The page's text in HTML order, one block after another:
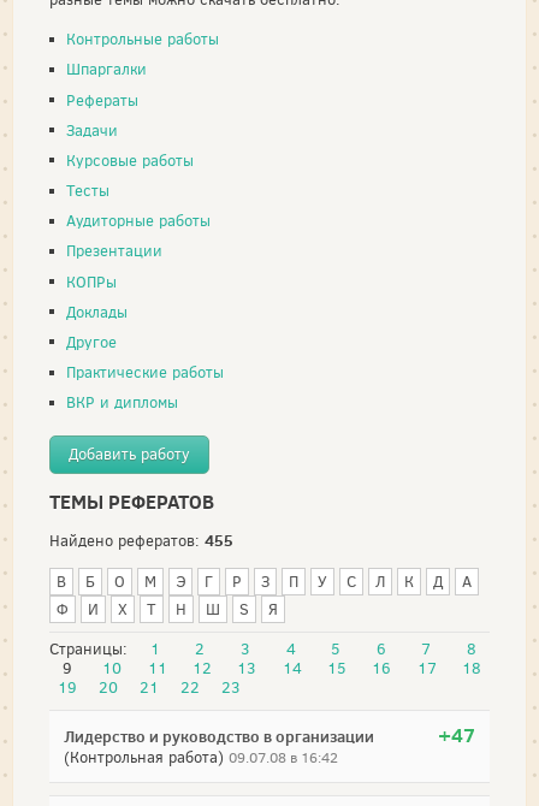
Контрольные работы
Шпаргалки
Рефераты
Задачи
Курсовые работы
Тесты
Аудиторные работы
Презентации
КОПРы
Доклады
Другое
Практические работы
ВКР и дипломы
Добавить работу
ТЕМЫ РЕФЕРАТОВ
Найдено рефератов: 455
В Б О М Э Г Р З П У С Л К Д
А
Ф
И Х Т Н Ш S
Я
Страницы:
1 2 3 4 5 6 7
8
9
10 11 12 13 14 15 16 17
18
19
20 21 22 23
+47
Лидерство и руководство в организации
(Контрольная работа) 09.07.08 в 16:42